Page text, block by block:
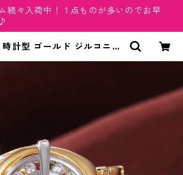
続々入荷中！１点ものが多いのでお早
時計型 ゴールド ジルコニア